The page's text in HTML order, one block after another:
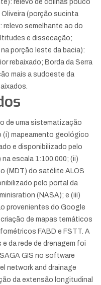
relevo de colinas pouco
(porção sucinta
relevo semelhante ao do
e dissecação;
porção leste da bacia):
rebaixado; Borda da Serra
mais a sudoeste da
de uma sistematização
(i) mapeamento geológico
e disponibilizado pelo
escala 1:100.000; (ii)
(MDT) do satélite ALOS
pelo portal da
(NASA); e (iii)
provenientes do Google
de mapas temáticos
FABD e FSTT. A
da rede de drenagem foi
GIS no software
network and drainage
da extensão longitudinal